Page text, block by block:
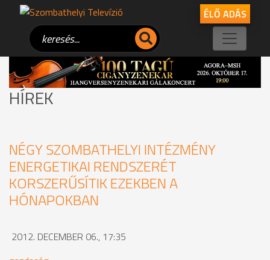
ÉLŐ ADÁS
HÍREK
NÉGY SZOMBATHELYI INTÉZMÉNY
ENERGETIKAI RENDSZERÉT
KORSZERŰSÍTIK EZEKBEN A
HÓNAPOKBAN
2012. DECEMBER 06., 17:35